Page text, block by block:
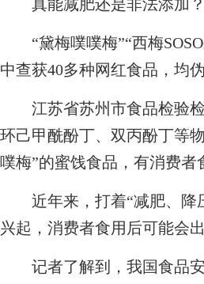
真能减肥还是非法添加？
“黛梅噗噗梅”“西梅
中查获40多种网红食品，均
江苏省苏州市食品检验检
环己甲酰酚丁、双丙酚丁等
噗梅”的蜜饯食品，有消费
近年来，打着“减肥、降
兴起，消费者食用后可能会
记者了解到，我国食品安